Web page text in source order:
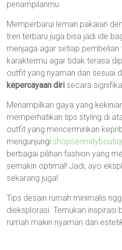
penampilanmu.
Memperbarui lemari pakaian
tren terbaru juga bisa jadi ide
menjaga agar setiap pembelian
karaktermu agar tidak terasa
outfit yang nyaman dan sesuai
kepercayaan diri secara
Menampilkan gaya yang
memperhatikan tips styling di
outfit yang mencerminkan
mengunjungi
berbagai pilihan fashion yang
semakin optimal! Jadi, ayo
sekarang juga!
Tips desain rumah minimalis
dieksplorasi. Temukan inspirasi
rumah makin nyaman dan